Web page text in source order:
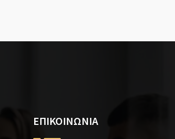
ΕΠΙΚΟΙΝΩΝΙΑ